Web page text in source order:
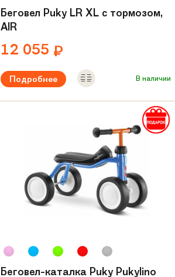
Беговел Puky LR XL с тормозом,
AIR
12 055 ₽
Подробнее В наличии
Рекомендуемый возраст:от 2 лет
Беговел-каталка Puky Pukylino